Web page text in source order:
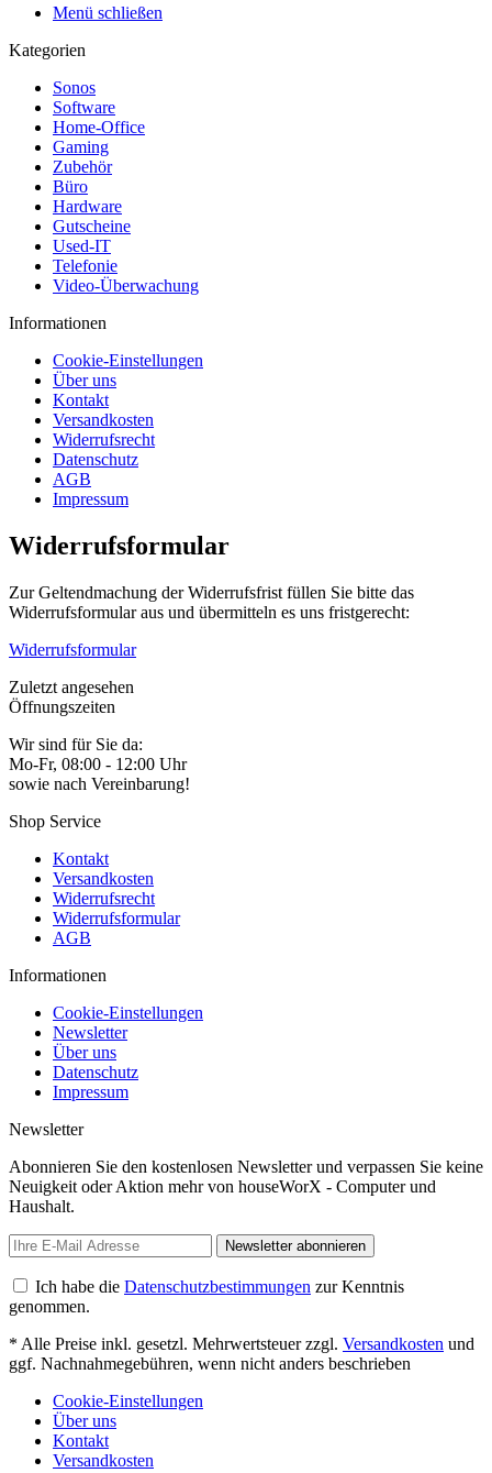
Menü schließen
Kategorien
Sonos
Software
Home-Office
Gaming
Zubehör
Büro
Hardware
Gutscheine
Used-IT
Telefonie
Video-Überwachung
Informationen
Cookie-Einstellungen
Über uns
Kontakt
Versandkosten
Widerrufsrecht
Datenschutz
AGB
Impressum
Widerrufsformular
Zur Geltendmachung der Widerrufsfrist füllen Sie bitte das
Widerrufsformular aus und übermitteln es uns fristgerecht:
Widerrufsformular
Zuletzt angesehen
Öffnungszeiten
Wir sind für Sie da:
Mo-Fr, 08:00 - 12:00 Uhr
sowie nach Vereinbarung!
Shop Service
Kontakt
Versandkosten
Widerrufsrecht
Widerrufsformular
AGB
Informationen
Cookie-Einstellungen
Newsletter
Über uns
Datenschutz
Impressum
Newsletter
Abonnieren Sie den kostenlosen Newsletter und verpassen Sie keine
Neuigkeit oder Aktion mehr von houseWorX - Computer und
Haushalt.
Newsletter abonnieren
Ich habe die Datenschutzbestimmungen zur Kenntnis
genommen.
* Alle Preise inkl. gesetzl. Mehrwertsteuer zzgl. Versandkosten und
ggf. Nachnahmegebühren, wenn nicht anders beschrieben
Cookie-Einstellungen
Über uns
Kontakt
Versandkosten